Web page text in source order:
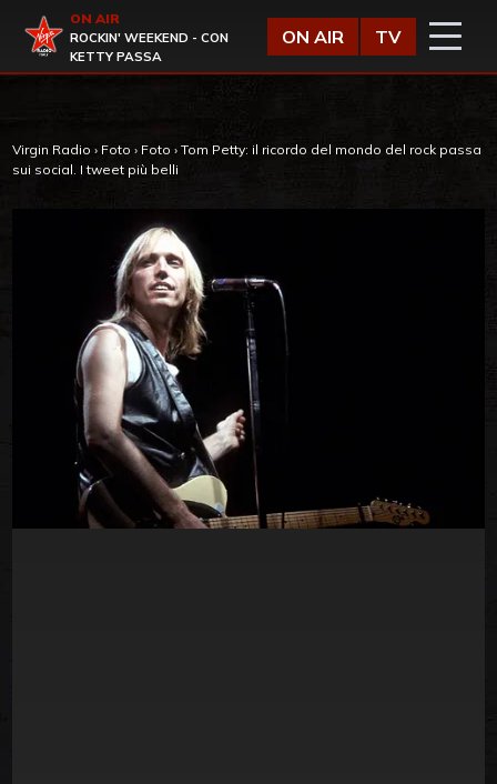
Virgin Radio
ON AIR
ROCKIN' WEEKEND - CON
KETTY PASSA
ON AIR TV
Virgin Radio › Foto › Foto › Tom Petty: il ricordo del mondo del rock passa
sui social. I tweet più belli